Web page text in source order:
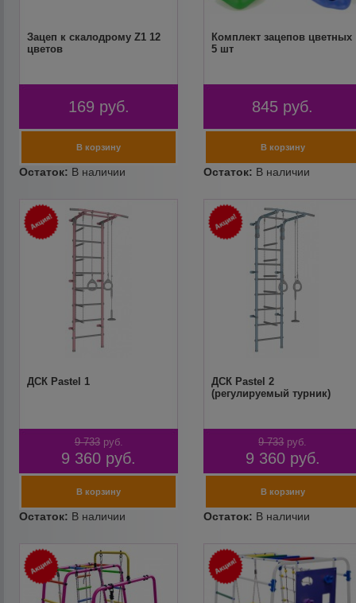
Зацеп к скалодрому Z1 12
цветов
169 руб.
Комплект зацепов цветных
5 шт
845 руб.
ДСК Pastel 1
9 733 руб.
9 360 руб.
ДСК Pastel 2
(регулируемый турник)
9 733 руб.
9 360 руб.